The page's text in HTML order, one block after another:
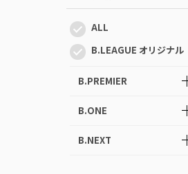
ALL
B.LEAGUE オリジナル
B.PREMIER
B.ONE
B.NEXT